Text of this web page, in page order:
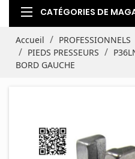
CATÉGORIES DE
Accueil PROFESSIONNELS
PIEDS PRESSEURS
BORD GAUCHE